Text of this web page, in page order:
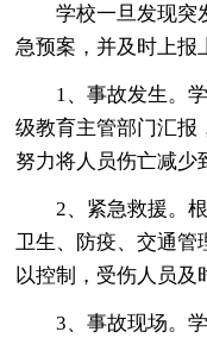
学校一旦发现突
急预案，并及时上报
1、事故发生。
级教育主管部门汇报
努力将人员伤亡减少
2、紧急救援。
卫生、防疫、交通管
以控制，受伤人员及
3、事故现场。